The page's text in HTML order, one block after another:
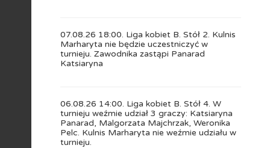
07.08.26 18:00. Liga kobiet B. Stół 2. Kulnis
Marharyta nie będzie uczestniczyć w
turnieju. Zawodnika zastąpi Panarad
Katsiaryna
06.08.26 14:00. Liga kobiet B. Stół 4. W
turnieju weźmie udział 3 graczy: Katsiaryna
Panarad, Malgorzata Majchrzak, Weronika
Pelc. Kulnis Marharyta nie weźmie udziału w
turnieju.